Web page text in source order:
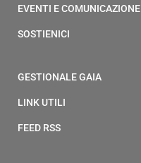
EVENTI E COMUNICAZIONE
SOSTIENICI
GESTIONALE GAIA
LINK UTILI
FEED RSS